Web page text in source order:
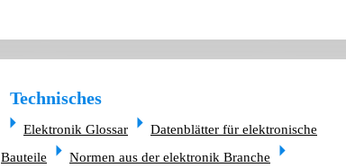
Technisches
Elektronik Glossar
Datenblätter für elektronische
Bauteile
Normen aus der elektronik Branche